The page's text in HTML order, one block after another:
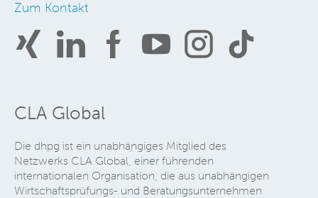
Zum Kontakt
CLA Global
Die dhpg ist ein unabhängiges Mitglied des
Netzwerks CLA Global, einer führenden
internationalen Organisation, die aus unabhängigen
Wirtschaftsprüfungs- und Beratungsunternehmen